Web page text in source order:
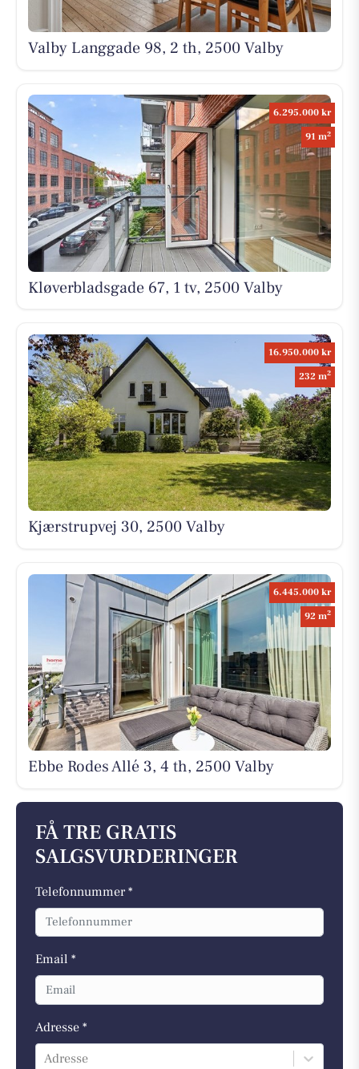
Valby Langgade 98, 2 th, 2500 Valby
6.295.000 kr
91 m2
Kløverbladsgade 67, 1 tv, 2500 Valby
16.950.000 kr
232 m2
Kjærstrupvej 30, 2500 Valby
6.445.000 kr
92 m2
Ebbe Rodes Allé 3, 4 th, 2500 Valby
FÅ TRE GRATIS
SALGSVURDERINGER
Telefonnummer *
Email *
Adresse *
Adresse